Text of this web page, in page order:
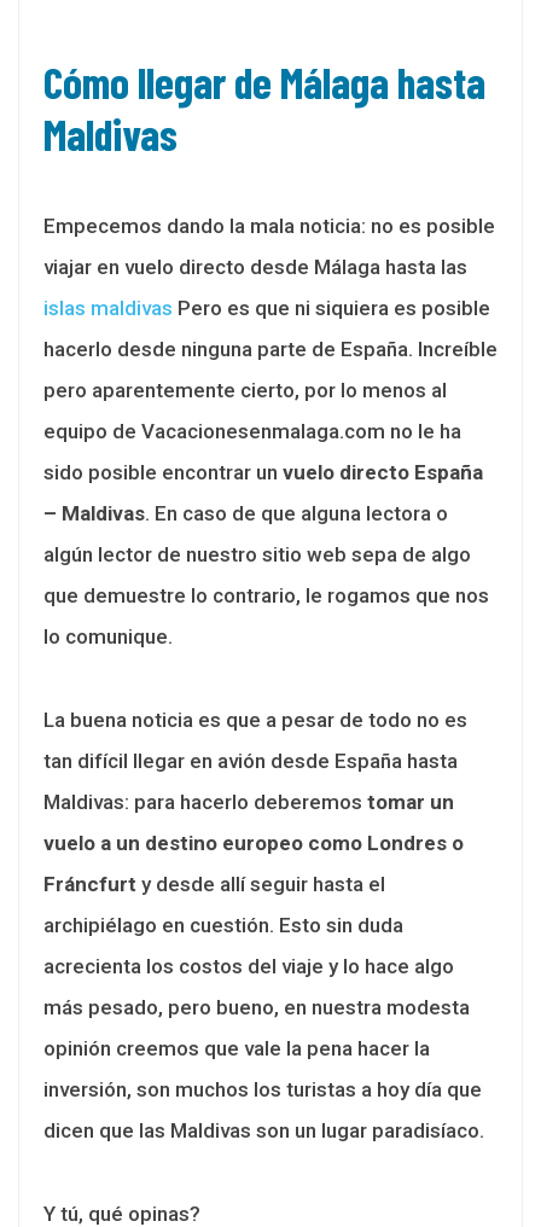
Cómo llegar de Málaga hasta
Maldivas
Empecemos dando la mala noticia: no es posible
viajar en vuelo directo desde Málaga hasta las
islas maldivas Pero es que ni siquiera es posible
hacerlo desde ninguna parte de España. Increíble
pero aparentemente cierto, por lo menos al
equipo de Vacacionesenmalaga.com no le ha
sido posible encontrar un vuelo directo España
– Maldivas. En caso de que alguna lectora o
algún lector de nuestro sitio web sepa de algo
que demuestre lo contrario, le rogamos que nos
lo comunique.
La buena noticia es que a pesar de todo no es
tan difícil llegar en avión desde España hasta
Maldivas: para hacerlo deberemos tomar un
vuelo a un destino europeo como Londres o
Fráncfurt y desde allí seguir hasta el
archipiélago en cuestión. Esto sin duda
acrecienta los costos del viaje y lo hace algo
más pesado, pero bueno, en nuestra modesta
opinión creemos que vale la pena hacer la
inversión, son muchos los turistas a hoy día que
dicen que las Maldivas son un lugar paradisíaco.
Y tú, qué opinas?